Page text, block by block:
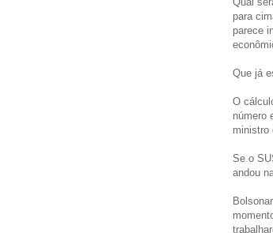
para
parece
Que já
O
número
ministro
Se o
andou